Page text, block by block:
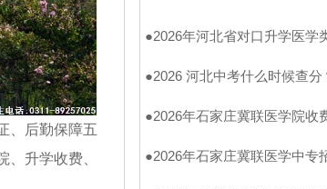
、后勤保障五
升学收费、
●2026年河北省对口升学医学类本科
●2026 河北中考什么时候查分？全省
●2026年石家庄冀联医学院收
●2026年石家庄冀联医学中专